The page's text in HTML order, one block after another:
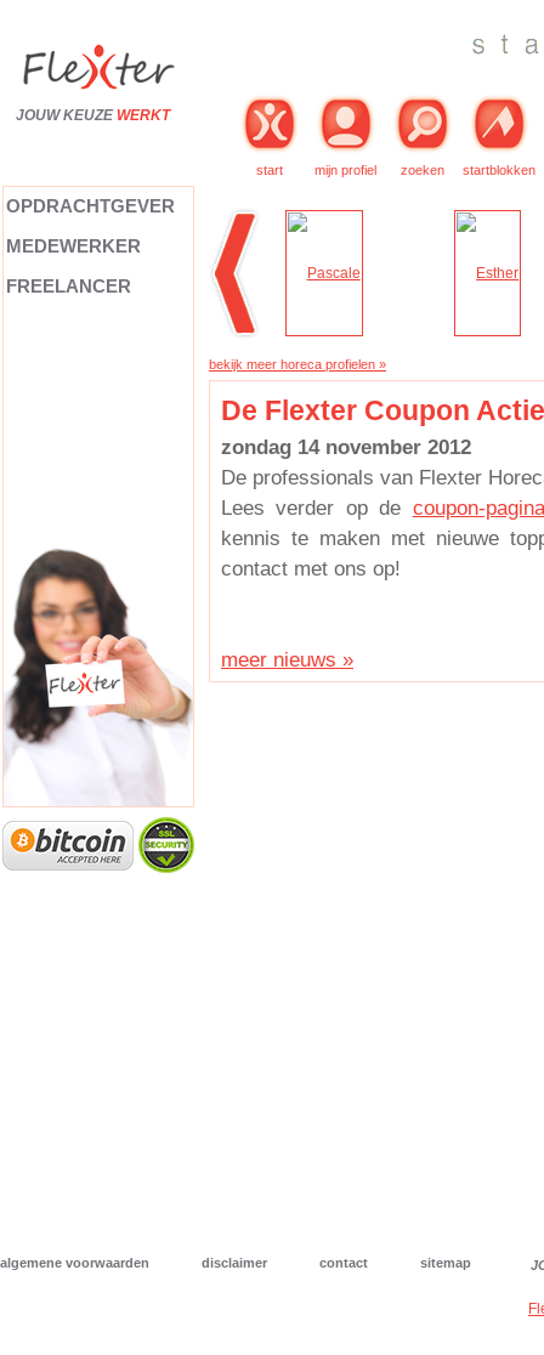
JOUW KEUZE WERKT
start mijn profiel zoeken startblokken
OPDRACHTGEVER
MEDEWERKER
FREELANCER
bekijk meer horeca profielen »
De Flexter Coupon Actie
zondag 14 november 2012
De professionals van Flexter
Lees verder op de coupon-pagina
kennis te maken met nieuwe
contact met ons op!
meer nieuws »
algemene voorwaarden disclaimer contact sitemap